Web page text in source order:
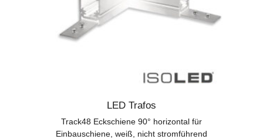
LED Trafos
Track48 Eckschiene 90° horizontal für
Einbauschiene, weiß, nicht stromführend